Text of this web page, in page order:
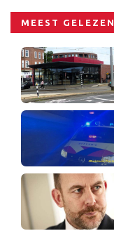
MEEST GELEZEN